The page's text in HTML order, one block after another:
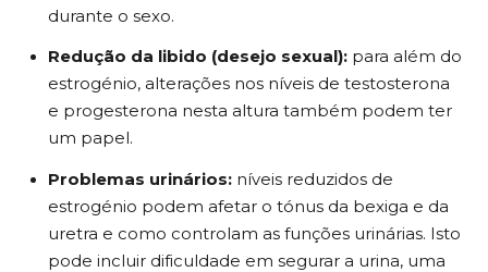
durante o sexo.
Redução da libido (desejo sexual):para além do
estrogénio, alterações nos níveis de testosterona
e progesterona nesta altura também podem ter
um papel.
Problemas urinários:níveis reduzidos de
estrogénio podem afetar o tónus da bexiga e da
uretra e como controlam as funções urinárias. Isto
pode incluir dificuldade em segurar a urina, uma